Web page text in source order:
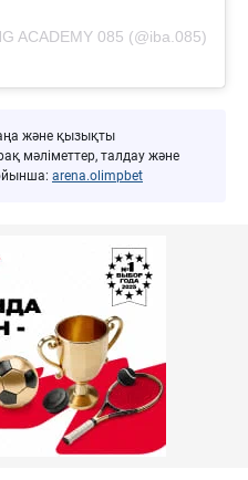
ACADEMY 085 (@iba.085)
және қызықты
мәліметтер, талдау және
arena.olimpbet